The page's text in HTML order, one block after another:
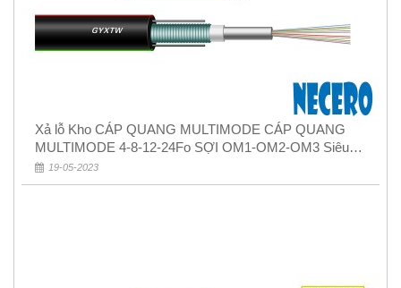
Xả lỗ Kho CÁP QUANG MULTIMODE CÁP QUANG
MULTIMODE 4-8-12-24Fo SỢI OM1-OM2-OM3 Siêu
Rẻ 5k
19-05-2023